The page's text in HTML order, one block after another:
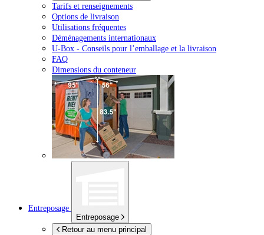
Tarifs et renseignements
Options de livraison
Utilisations fréquentes
Déménagements internationaux
U-Box - Conseils pour l’emballage et la livraison
FAQ
Dimensions du conteneur
Entreposage
Entreposage
Retour au menu principal